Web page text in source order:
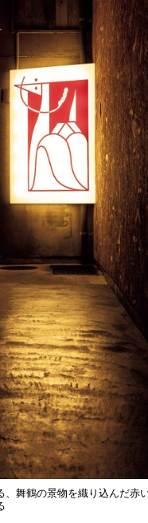
舞鶴の景物を織り込んだ赤